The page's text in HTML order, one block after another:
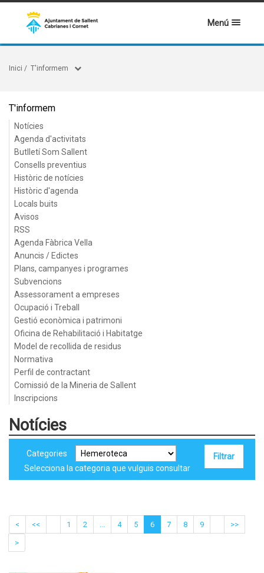
Menú
Inici / T'informem
T'informem
Notícies
Agenda d'activitats
Butlletí Som Sallent
Consells preventius
Històric de notícies
Històric d'agenda
Locals buits
Avisos
RSS
Agenda Fàbrica Vella
Anuncis / Edictes
Plans, campanyes i programes
Subvencions
Assessorament a empreses
Ocupació i Treball
Gestió econòmica i patrimoni
Oficina de Rehabilitació i Habitatge
Model de recollida de residus
Normativa
Perfil de contractant
Comissió de la Mineria de Sallent
Inscripcions
Notícies
Categories
Selecciona la categoria que vulguis consultar
< << 1 2 ... 4 5 6 7 8 9 >>
>